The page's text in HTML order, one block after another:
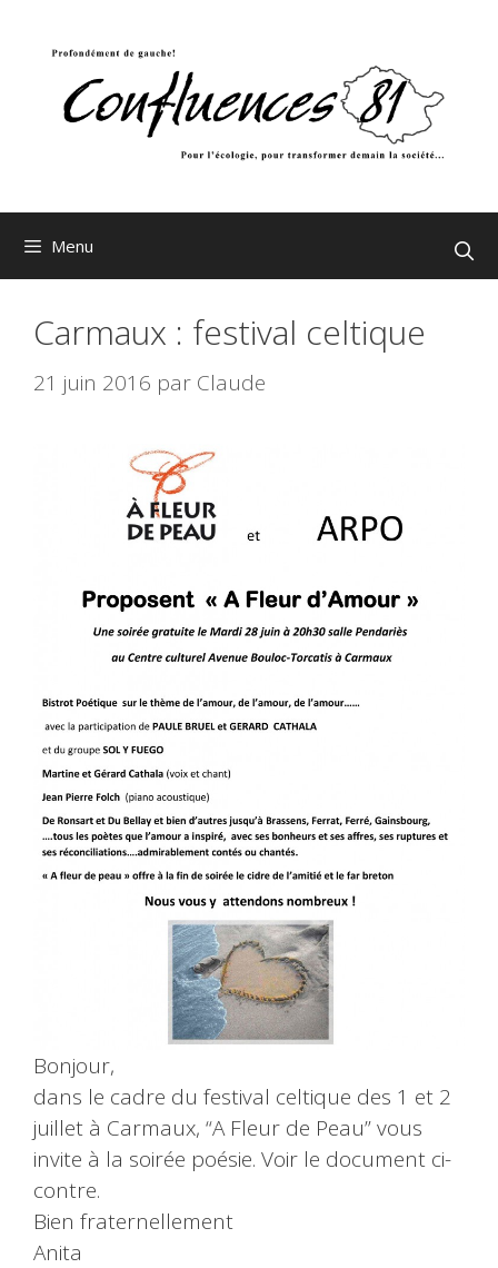
Menu
Carmaux : festival celtique
21 juin 2016 par Claude
Bonjour,
dans le cadre du festival celtique des 1 et 2
juillet à Carmaux, “A Fleur de Peau” vous
invite à la soirée poésie. Voir le document ci-
contre.
Bien fraternellement
Anita